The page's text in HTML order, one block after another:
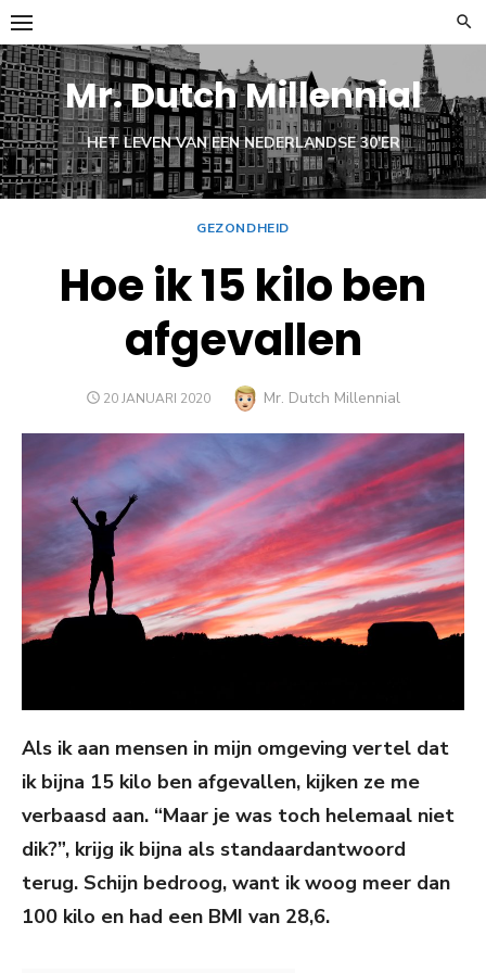
Ga
naar
de
inhoud
Mr. Dutch Millennial
HET LEVEN VAN EEN NEDERLANDSE 30'ER
GEZONDHEID
Hoe ik 15 kilo ben
afgevallen
GEPLAATST
20 JANUARI 2020 Auteur
Mr. Dutch Millennial
Als ik aan mensen in mijn omgeving vertel dat
ik bijna 15 kilo ben afgevallen, kijken ze me
verbaasd aan. “Maar je was toch helemaal niet
dik?”, krijg ik bijna als standaardantwoord
terug. Schijn bedroog, want ik woog meer dan
100 kilo en had een BMI van 28,6.